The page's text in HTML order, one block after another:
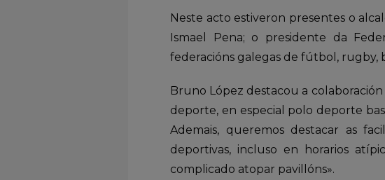
Neste acto estiveron presentes o
Ismael Pena; o presidente da
federacións galegas de fútbol, rugby,
Bruno López destacou a
deporte, en especial polo deporte
Ademais, queremos destacar as
deportivas, incluso en horarios
complicado atopar pavillóns».